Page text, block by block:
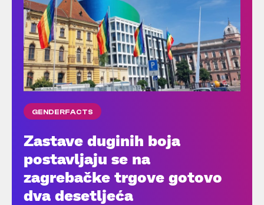
GENDERFACTS
Zastave duginih boja
postavljaju se na
zagrebačke trgove gotovo
dva desetljeća